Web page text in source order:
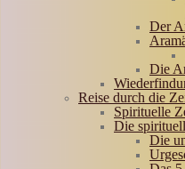
Der
Die
Reise durch die
Spirituelle
Die
Die